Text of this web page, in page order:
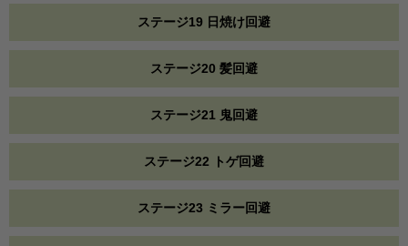
ステージ19 日焼け回避
ステージ20 髪回避
ステージ21 鬼回避
ステージ22 トゲ回避
ステージ23 ミラー回避